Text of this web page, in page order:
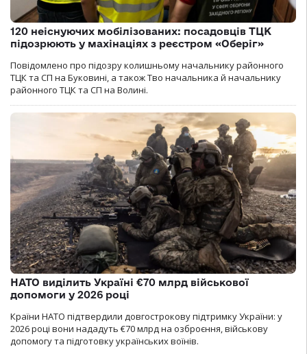
120 неіснуючих мобілізованих: посадовців ТЦК
підозрюють у махінаціях з реєстром «Оберіг»
Повідомлено про підозру колишньому начальнику районного
ТЦК та СП на Буковині, а також Тво начальника й начальнику
районного ТЦК та СП на Волині.
НАТО виділить Україні €70 млрд військової
допомоги у 2026 році
Країни НАТО підтвердили довгострокову підтримку України: у
2026 році вони нададуть €70 млрд на озброєння, військову
допомогу та підготовку українських воїнів.